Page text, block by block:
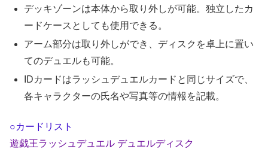
デッキゾーンは本体から取り外しが可能。独立したカ
ードケースとしても使用できる。
アーム部分は取り外しができ、ディスクを卓上に置い
てのデュエルも可能。
IDカードはラッシュデュエルカードと同じサイズで、
各キャラクターの氏名や写真等の情報を記載。
○カードリスト
遊戯王ラッシュデュエル デュエルディスク